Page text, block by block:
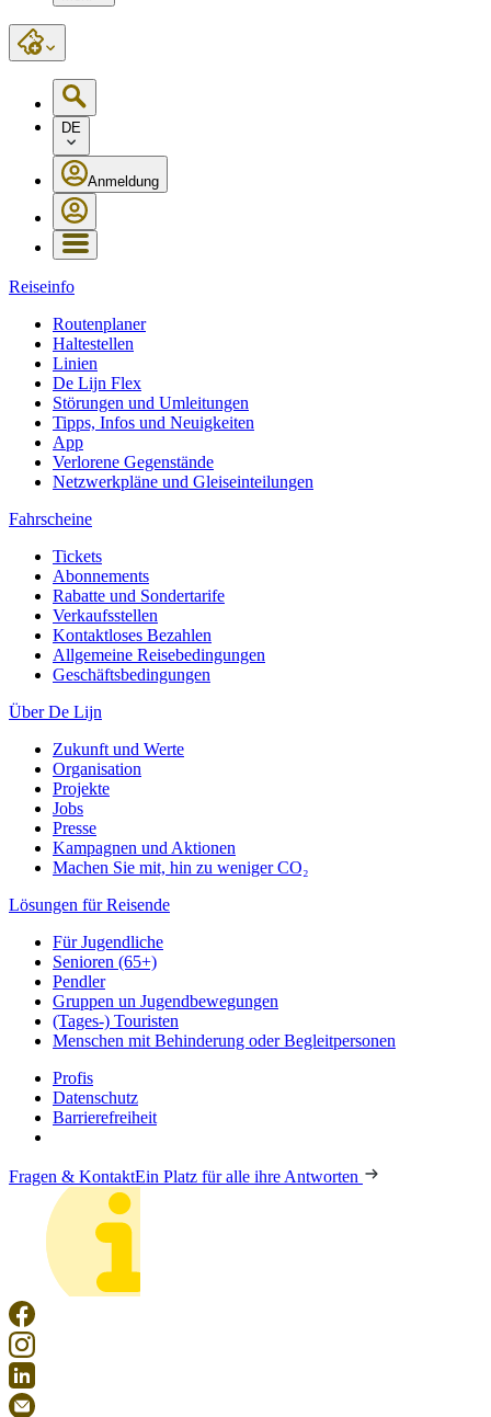
DE
Anmeldung
Reiseinfo
Routenplaner
Haltestellen
Linien
De Lijn Flex
Störungen und Umleitungen
Tipps, Infos und Neuigkeiten
App
Verlorene Gegenstände
Netzwerkpläne und Gleiseinteilungen
Fahrscheine
Tickets
Abonnements
Rabatte und Sondertarife
Verkaufsstellen
Kontaktloses Bezahlen
Allgemeine Reisebedingungen
Geschäftsbedingungen
Über De Lijn
Zukunft und Werte
Organisation
Projekte
Jobs
Presse
Kampagnen und Aktionen
Machen Sie mit, hin zu weniger CO₂
Lösungen für Reisende
Für Jugendliche
Senioren (65+)
Pendler
Gruppen un Jugendbewegungen
(Tages-) Touristen
Menschen mit Behinderung oder Begleitpersonen
Profis
Datenschutz
Barrierefreiheit
Fragen & KontaktEin Platz für alle ihre Antworten